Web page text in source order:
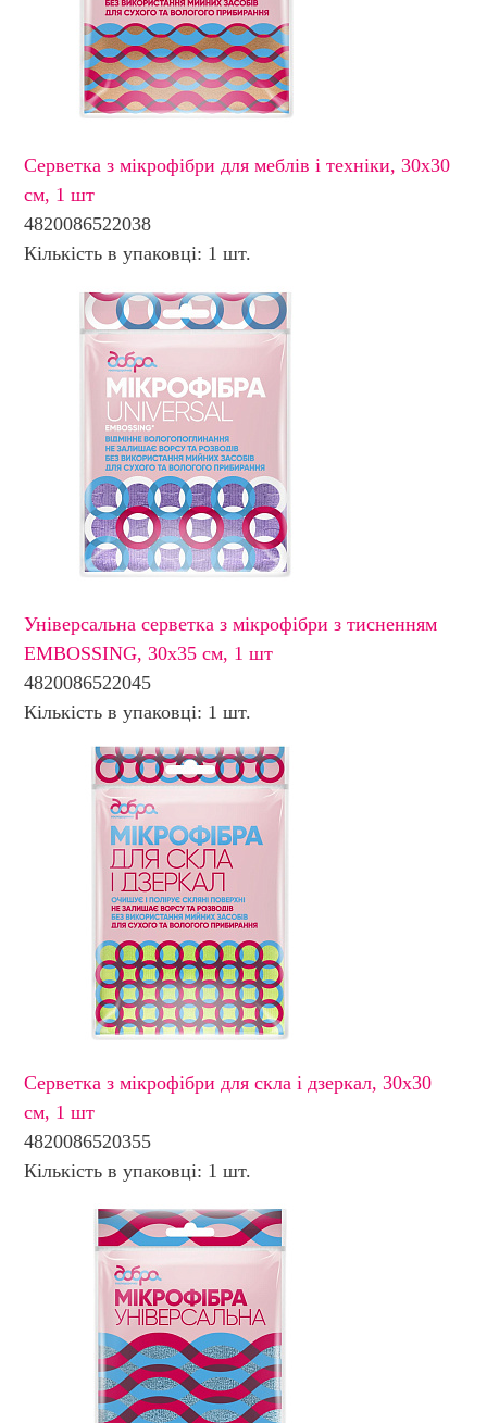
Cерветка з мікрофібри для меблів і техніки, 30х30
см, 1 шт
4820086522038
Кількість в упаковці: 1 шт.
Універсальна серветка з мікрофібри з тисненням
EMBOSSING, 30х35 см, 1 шт
4820086522045
Кількість в упаковці: 1 шт.
Серветка з мікрофібри для скла і дзеркал, 30х30
см, 1 шт
4820086520355
Кількість в упаковці: 1 шт.